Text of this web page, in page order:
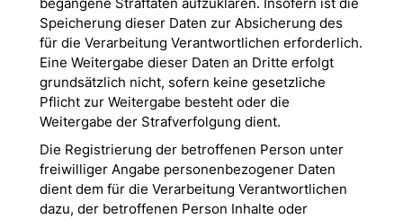
begangene Straftaten aufzuklären. Insofern ist die
Speicherung dieser Daten zur Absicherung des
für die Verarbeitung Verantwortlichen erforderlich.
Eine Weitergabe dieser Daten an Dritte erfolgt
grundsätzlich nicht, sofern keine gesetzliche
Pflicht zur Weitergabe besteht oder die
Weitergabe der Strafverfolgung dient.
Die Registrierung der betroffenen Person unter
freiwilliger Angabe personenbezogener Daten
dient dem für die Verarbeitung Verantwortlichen
dazu, der betroffenen Person Inhalte oder